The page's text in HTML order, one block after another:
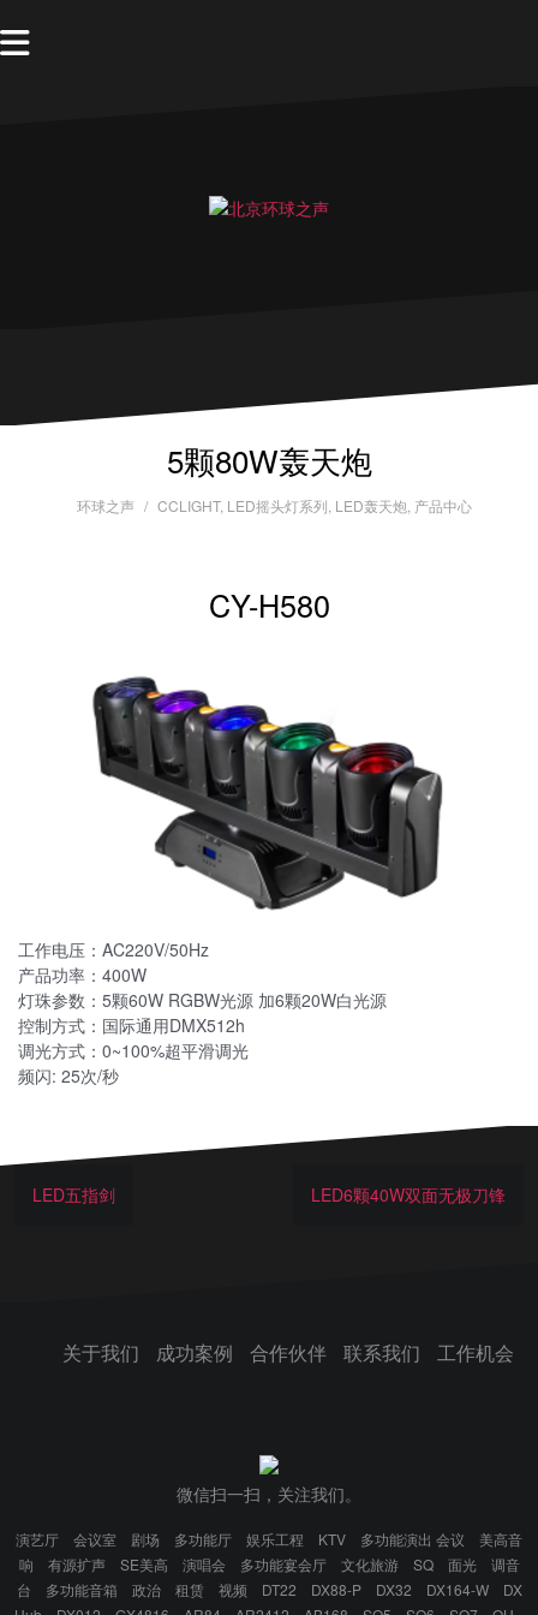
5颗80W轰天炮
环球之声 CCLIGHT, LED摇头灯系列 LED轰天炮 产品中心
CY-H580
工作电压：AC220V/50Hz
产品功率：400W
灯珠参数：5颗60W RGBW光源 加6颗20W白光源
控制方式：国际通用DMX512h
调光方式：0~100%超平滑调光
频闪: 25次/秒
LED五指剑 LED6颗40W双面无极刀锋
关于我们 成功案例 合作伙伴 联系我们 工作机会
微信扫一扫，关注我们。
演艺厅 会议室 剧场 多功能厅 娱乐工程 KTV 多功能演出 会议
美高音
响
有源扩声 SE美高 演唱会 多功能宴会厅 文化旅游 SQ 面光
调音
台
多功能音箱 政治 租赁 视频 DT22 DX88-P DX32 DX164-W
DX